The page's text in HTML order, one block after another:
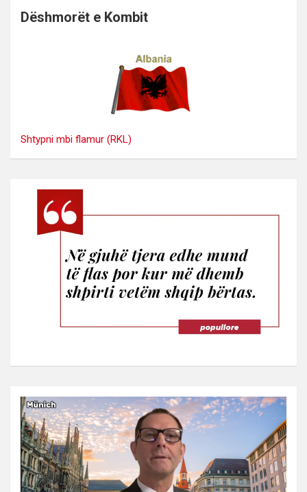
Dëshmorët e Kombit
Shtypni mbi flamur (RKL)